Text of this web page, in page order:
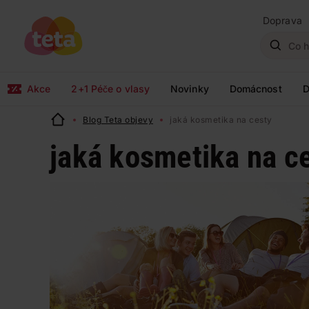
Doprava
Akce 2+1 Péče o vlasy Novinky Domácnost
Blog Teta objevy jaká kosmetika na cesty
jaká kosmetika na